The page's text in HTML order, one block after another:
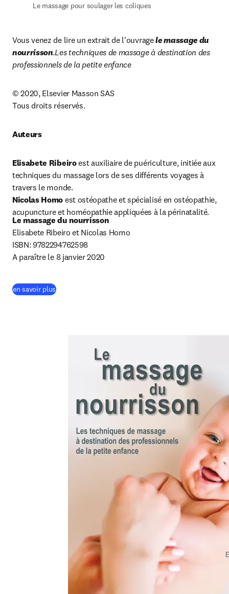
Le massage pour soulager les coliques
Vous venez de lire un extrait de l'ouvrage le massage du
nourrisson.Les techniques de massage à destination des
professionnels de la petite enfance
© 2020, Elsevier Masson SAS
Tous droits réservés.
Auteurs
Elisabete Ribeiro est auxiliaire de puériculture, initiée aux
techniques du massage lors de ses différents voyages à
Nicolas Homo est ostéopathe et spécialisé en ostéopathie,
acupuncture et homéopathie appliquées à la périnatalité.
Le massage du nourrisson
Elisabete Ribeiro et Nicolas Homo
ISBN: 9782294762598
A paraître le 8 janvier 2020
en savoir plus(